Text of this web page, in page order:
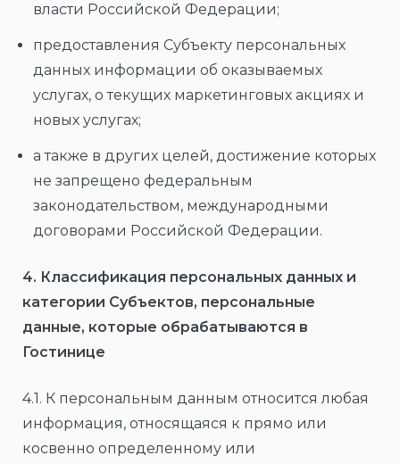
власти Российской Федерации;
предоставления Субъекту персональных
данных информации об оказываемых
услугах, о текущих маркетинговых акциях и
новых услугах;
а также в других целей, достижение которых
не запрещено федеральным
законодательством, международными
договорами Российской Федерации.
4. Классификация персональных данных и
категории Субъектов, персональные
данные, которые обрабатываются в
Гостинице
4.1. К персональным данным относится любая
информация, относящаяся к прямо или
косвенно определенному или